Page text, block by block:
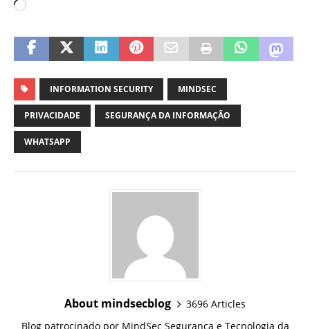
INFORMATION SECURITY MINDSEC
PRIVACIDADE SEGURANÇA DA INFORMAÇÃO
WHATSAPP
About mindsecblog
3696 Articles
Blog patrocinado por MindSec Segurança e Tecnologia da